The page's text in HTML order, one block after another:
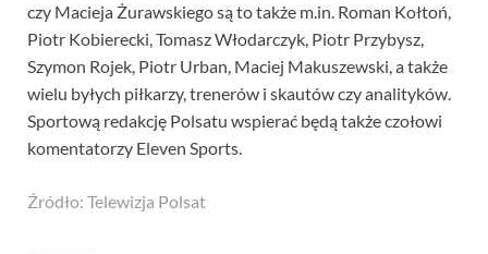
czy Macieja Żurawskiego są to także m.in. Roman Kołtoń,
Piotr Kobierecki, Tomasz Włodarczyk, Piotr Przybysz,
Szymon Rojek, Piotr Urban, Maciej Makuszewski, a także
wielu byłych piłkarzy, trenerów i skautów czy analityków.
Sportową redakcję Polsatu wspierać będą także czołowi
komentatorzy Eleven Sports.
Źródło: Telewizja Polsat